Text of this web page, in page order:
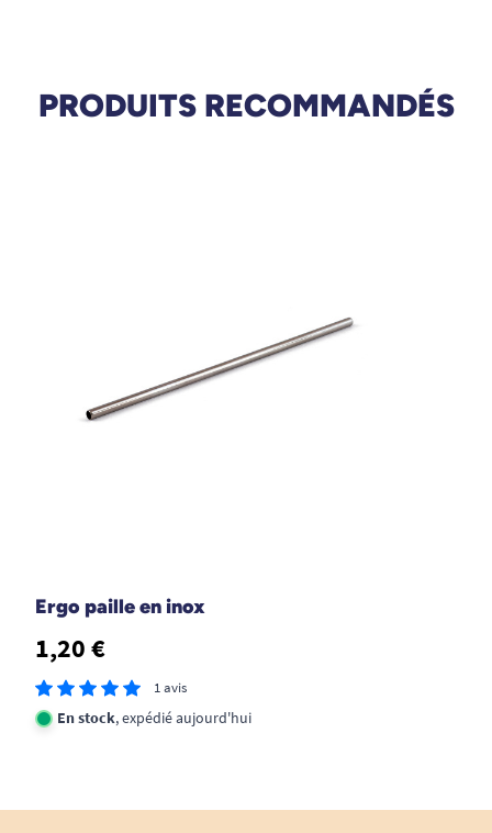
PRODUITS RECOMMANDÉS
Ergo paille en inox
1,20 €
1 avis
En stock, expédié aujourd'hui